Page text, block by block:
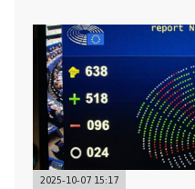
2025-10-07 15:17